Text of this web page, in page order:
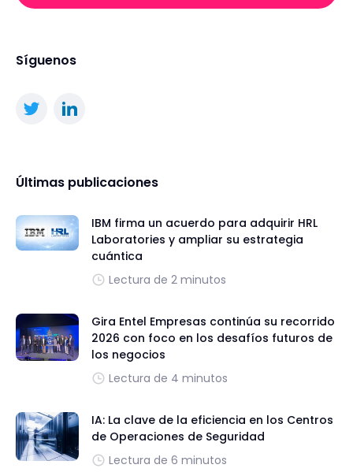
Síguenos
Últimas publicaciones
IBM firma un acuerdo para adquirir HRL
Laboratories y ampliar su estrategia
cuántica
Lectura de 2 minutos
Gira Entel Empresas continúa su recorrido
2026 con foco en los desafíos futuros de
los negocios
Lectura de 4 minutos
IA: La clave de la eficiencia en los Centros
de Operaciones de Seguridad
Lectura de 6 minutos